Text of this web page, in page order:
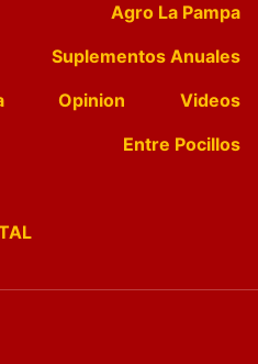
Agro La Pampa
Suplementos Anuales
Opinion
Videos
Entre Pocillos